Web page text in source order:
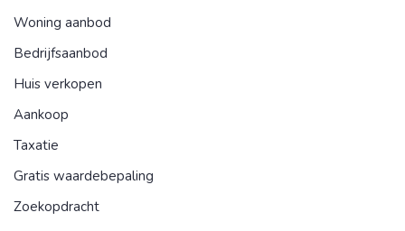
Woning aanbod
Bedrijfsaanbod
Huis verkopen
Aankoop
Taxatie
Gratis waardebepaling
Zoekopdracht